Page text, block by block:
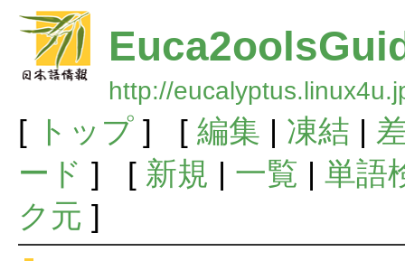
http://
[ トップ] [ 編集 | 凍結 |
ード ] [ 新規 | 一覧 | 単語
ク元 ]